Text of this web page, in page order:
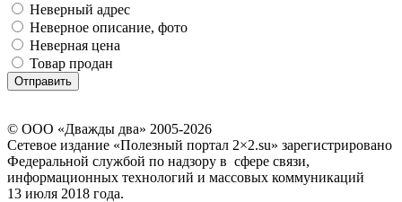
Неверный адрес
Неверное описание, фото
Неверная цена
Товар продан
© ООО «Дважды два» 2005-2026
Сетевое издание «Полезный портал 2×2.su» зарегистрировано
Федеральной службой по надзору в сфере связи,
информационных технологий и массовых коммуникаций
13 июля 2018 года.